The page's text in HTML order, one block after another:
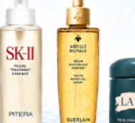
ラプレックス
点 /最大15%OFF
で話題のヘア